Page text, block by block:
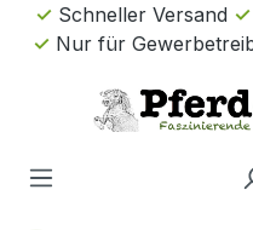
Zum Hauptinhalt springen
Schneller Versand
Nur für